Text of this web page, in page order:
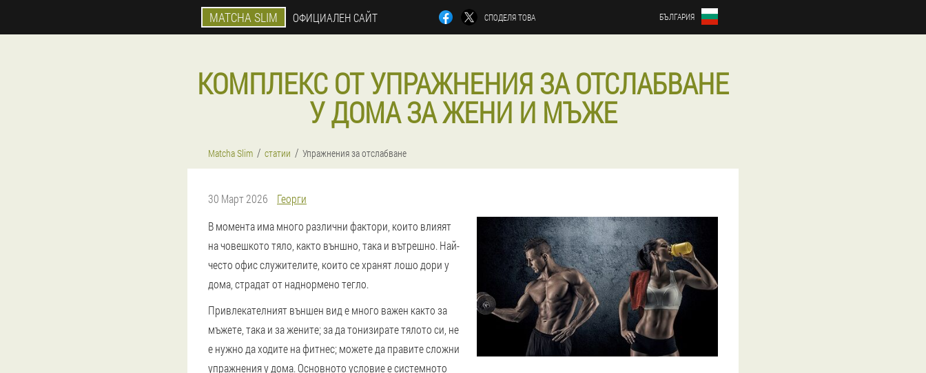
MATCHA SLIM ОФИЦИАЛЕН САЙТ СПОДЕЛЯ ТОВА БЪЛГАРИЯ
КОМПЛЕКС ОТ УПРАЖНЕНИЯ ЗА ОТСЛАБВАНЕ
У ДОМА ЗА ЖЕНИ И МЪЖЕ
Matcha Slim статии Упражнения за отслабване
30 Март 2026
Георги
В момента има много различни фактори, които влияят
на човешкото тяло, както външно, така и вътрешно. Най-
често офис служителите, които се хранят лошо дори у
дома, страдат от наднормено тегло.
Привлекателният външен вид е много важен както за
мъжете, така и за жените; за да тонизирате тялото си, не
е нужно да ходите на фитнес; можете да правите сложни
упражнения у дома. Основното условие е системното